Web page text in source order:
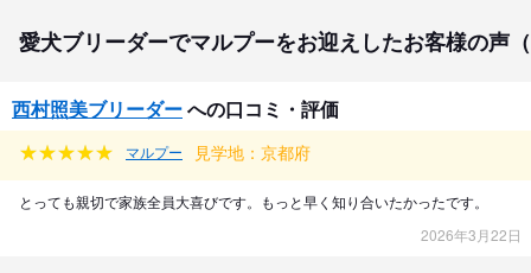
愛犬ブリーダーでマルプーをお迎えしたお客様の声
西村照美ブリーダーへの口コミ・評価
マルプー 見学地：京都府
とっても親切で家族全員大喜びです。もっと早く知り合いたかったです。
2026年3月22日